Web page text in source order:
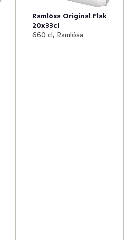
Ramlösa Original Flak
20x33cl
660 cl, Ramlösa